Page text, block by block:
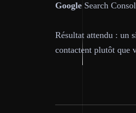
Google Search
Résultat attendu : un
contactent plutôt que